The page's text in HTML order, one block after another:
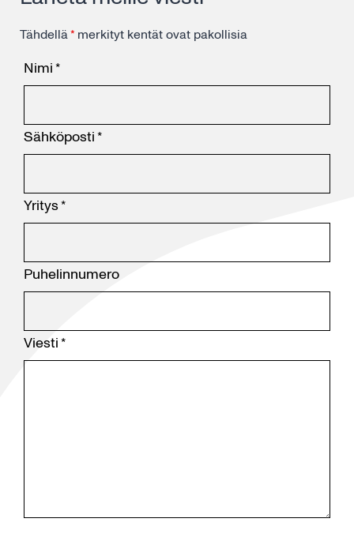
Tähdellä* merkityt kentät ovat pakollisia
Nimi*
Sähköposti*
Yritys*
Puhelinnumero
Viesti*